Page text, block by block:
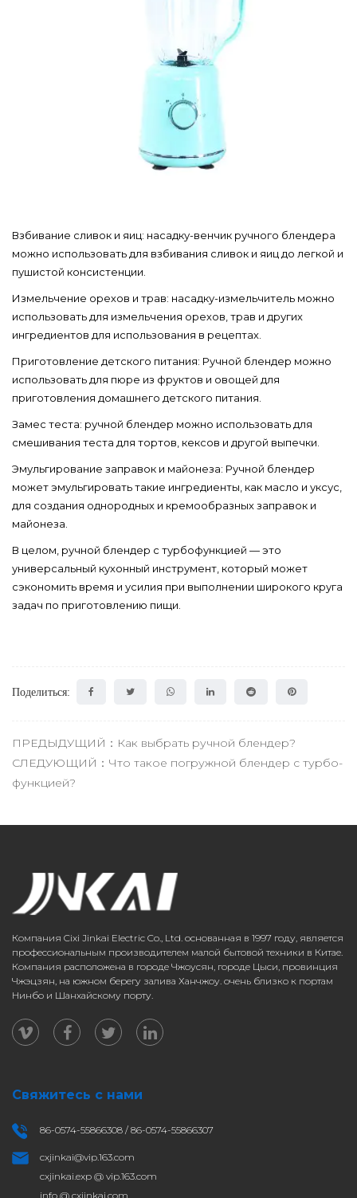
Взбивание сливок и яиц: насадку-венчик ручного блендера
можно использовать для взбивания сливок и яиц до легкой и
пушистой консистенции.
Измельчение орехов и трав: насадку-измельчитель можно
использовать для измельчения орехов, трав и других
ингредиентов для использования в рецептах.
Приготовление детского питания: Ручной блендер можно
использовать для пюре из фруктов и овощей для
приготовления домашнего детского питания.
Замес теста: ручной блендер можно использовать для
смешивания теста для тортов, кексов и другой выпечки.
Эмульгирование заправок и майонеза: Ручной блендер
может эмульгировать такие ингредиенты, как масло и уксус,
для создания однородных и кремообразных заправок и
майонеза.
В целом, ручной блендер с турбофункцией — это
универсальный кухонный инструмент, который может
сэкономить время и усилия при выполнении широкого круга
задач по приготовлению пищи.
Поделиться:
ПРЕДЫДУЩИЙ：Как выбрать ручной блендер?
СЛЕДУЮЩИЙ：Что такое погружной блендер с турбо-
функцией?
Компания Cixi Jinkai Electric Co., Ltd. основанная в 1997 году, является
профессиональным производителем малой бытовой техники в Китае.
Компания расположена в городе Чжоусян, городе Цыси, провинция
Чжэцзян, на южном берегу залива Ханчжоу. очень близко к портам
Нинбо и Шанхайскому порту.
Свяжитесь с нами
86-0574-55866308 / 86-0574-55866307
cxjinkai@vip.163.com
cxjinkai.exp @ vip.163.com
info @ cxjinkai.com